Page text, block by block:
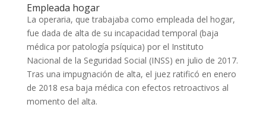
Empleada hogar
La operaria, que trabajaba como empleada del hogar,
fue dada de alta de su incapacidad temporal (baja
médica por patología psíquica) por el Instituto
Nacional de la Seguridad Social (INSS) en julio de 2017.
Tras una impugnación de alta, el juez ratificó en enero
de 2018 esa baja médica con efectos retroactivos al
momento del alta.